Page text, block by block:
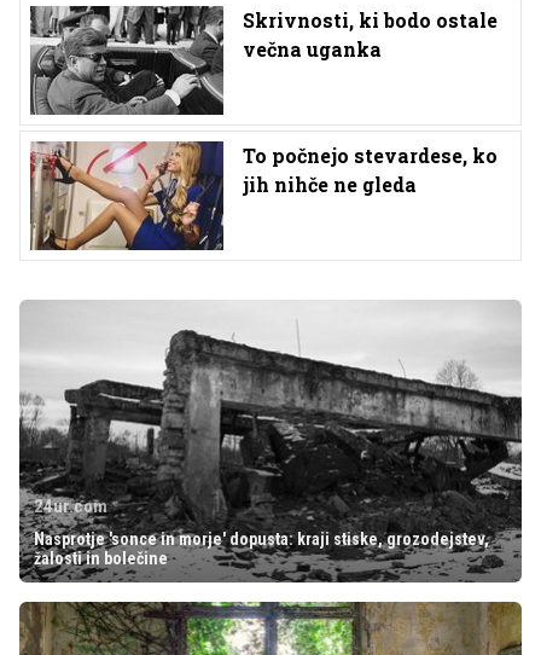
Skrivnosti, ki bodo ostale
večna uganka
To počnejo stevardese, ko
jih nihče ne gleda
24ur.com
Nasprotje 'sonce in morje' dopusta: kraji stiske, grozodejstev,
žalosti in bolečine